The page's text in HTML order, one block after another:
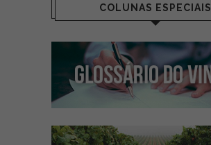
COLUNAS ESPECIAIS